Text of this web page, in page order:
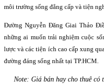
môi trường sống đẳng cấp và tiện
Đường Nguyễn Đăng Giai Thảo
những ai muốn trải nghiệm cuộc
lược và các tiện ích cao cấp xung
đường đáng sống nhất tại TP.HCM.
Note: Giá bán hay cho thuê